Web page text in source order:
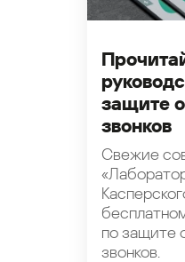
защите
звонков
Свежие
по защите
звонков.